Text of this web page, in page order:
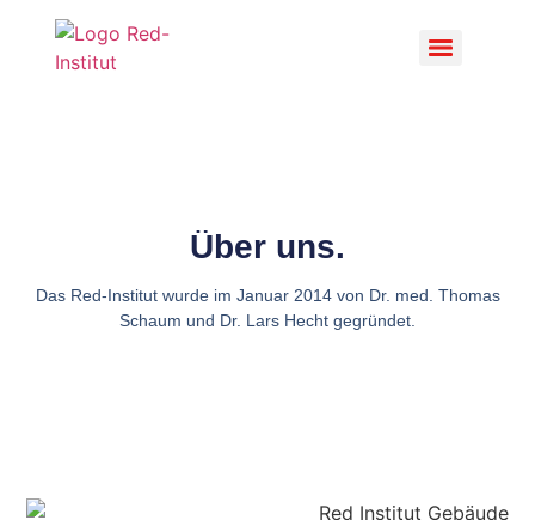
Über uns.
Das Red-Institut wurde im Januar 2014 von Dr. med. Thomas
Schaum und Dr. Lars Hecht gegründet.